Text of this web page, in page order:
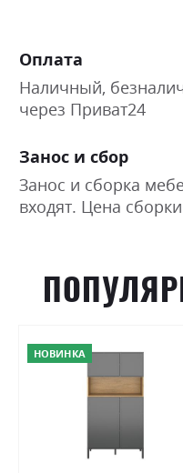
Оплата
Наличный,
через Приват24
Занос и сбор
Занос и сборка
входят. Цена
НОВИНКА